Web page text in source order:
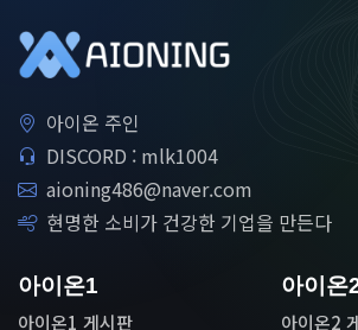
아이온 주인
DISCORD : mlk1004
aioning486@naver.com
현명한 소비가 건강한 기업을 만든다
아이온1
아이온1 게시판
아이온
아이온2